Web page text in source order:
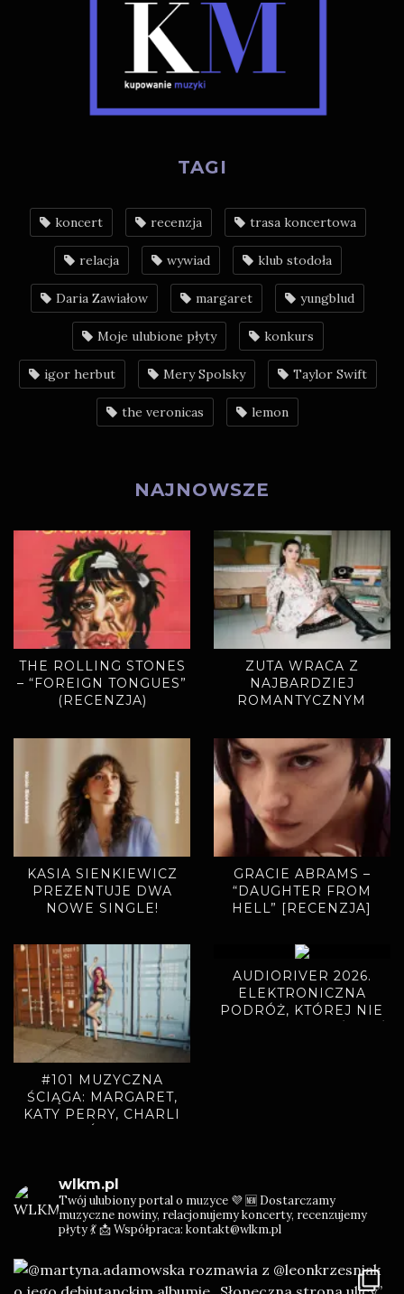
TAGI
koncert recenzja trasa koncertowa
relacja wywiad klub stodoła
Daria Zawiałow margaret yungblud
Moje ulubione płyty konkurs
igor herbut Mery Spolsky Taylor Swift
the veronicas lemon
NAJNOWSZE
THE ROLLING STONES
– “FOREIGN TONGUES”
(RECENZJA)
ZUTA WRACA Z
NAJBARDZIEJ
ROMANTYCZNYM
LATA” ZAPOWIADAJĄ
NOWY ALBUM
KASIA SIENKIEWICZ
PREZENTUJE DWA
NOWE SINGLE!
GRACIE ABRAMS –
“DAUGHTER FROM
HELL” [RECENZJA]
#101 MUZYCZNA
ŚCIĄGA: MARGARET,
KATY PERRY, CHARLI
AUDIORIVER 2026.
ELEKTRONICZNA
PODRÓŻ, KTÓREJ NIE
wlkm.pl
Twój ulubiony portal o muzyce 💜 🆕 Dostarczamy
muzyczne nowiny, relacjonujemy koncerty, recenzujemy
płyty 💃📩 Współpraca: kontakt@wlkm.pl